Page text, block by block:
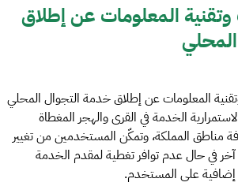
وتقنية المعلومات عن إطلاق
المعلومات عن إطلاق خدمة التجوال المحلي
الخدمة في القرى والهجر المغطاة
مناطق المملكة، وتمكّن المستخدمين من تغيير
في حال عدم توافر تغطية لمقدم الخدمة
على المستخدم.